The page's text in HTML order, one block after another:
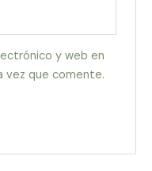
y web en
vez que comente.